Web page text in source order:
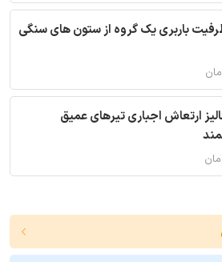
باربری یک گروه از ستون های سنگی
ارتعاش اجباری تیرهای عمیق